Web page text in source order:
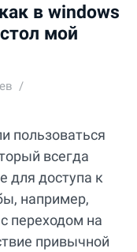
в windows
мой
пользоваться
всегда
для доступа к
например,
переходом на
привычной